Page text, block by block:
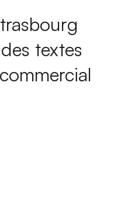
textes